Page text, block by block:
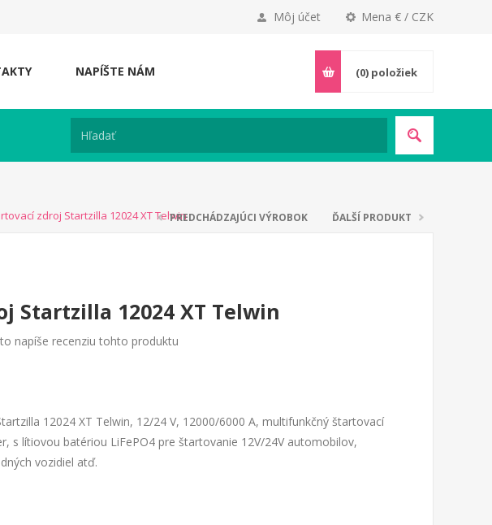
Mena € / CZK
Môj účet
NAPÍŠTE NÁM (0) položiek
zdroj Startzilla 12024 XT TelwinPREDCHÁDZAJÚCI VÝROBOK ĎALŠÍ PRODUKT
Startzilla 12024 XT Telwin
napíše recenziu tohto produktu
12024 XT Telwin, 12/24 V, 12000/6000 A, multifunkčný štartovací
s lítiovou batériou LiFePO4 pre štartovanie 12V/24V automobilov,
vozidiel atď.